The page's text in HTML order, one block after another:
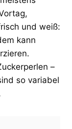
und weiß:
kann
–
so variabel